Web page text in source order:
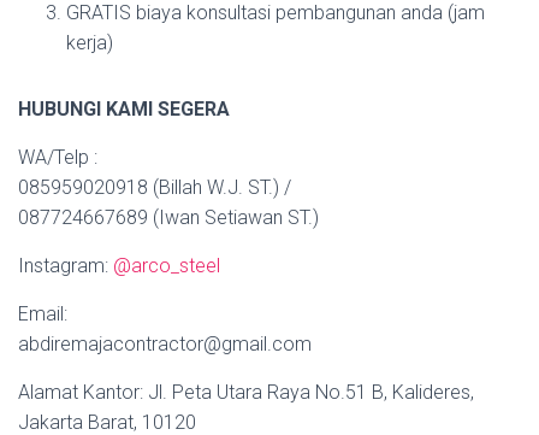
GRATIS biaya konsultasi pembangunan anda (jam
kerja)
HUBUNGI KAMI SEGERA
WA/Telp :
085959020918 (Billah W.J. ST.) /
087724667689 (Iwan Setiawan ST.)
Instagram: @arco_steel
Email:
abdiremajacontractor@gmail.com
Alamat Kantor: Jl. Peta Utara Raya No.51 B, Kalideres,
Jakarta Barat, 10120